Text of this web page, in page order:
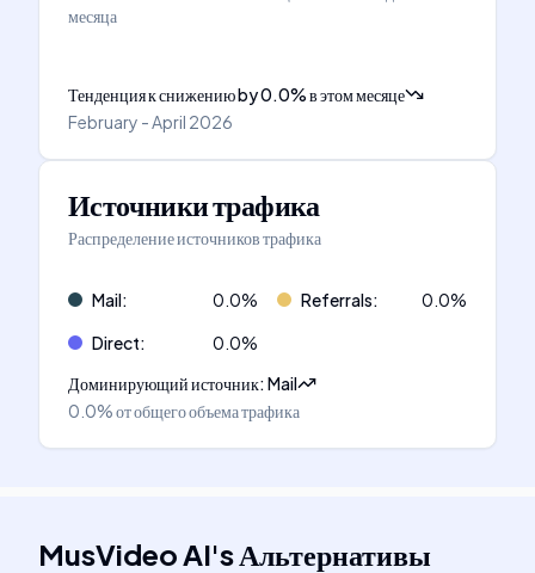
месяца
Тенденция к снижениюby0.0%в этом месяце
February - April 2026
Источники трафика
Распределение источников трафика
Mail: 0.0% Referrals: 0.0%
Direct: 0.0%
Доминирующий источник:Mail
0.0%от общего объема трафика
MusVideo AI'sАльтернативы